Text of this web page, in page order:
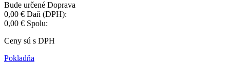
Bude určené Doprava
0,00 € Daň (DPH):
0,00 € Spolu:
Ceny sú s DPH
Pokladňa